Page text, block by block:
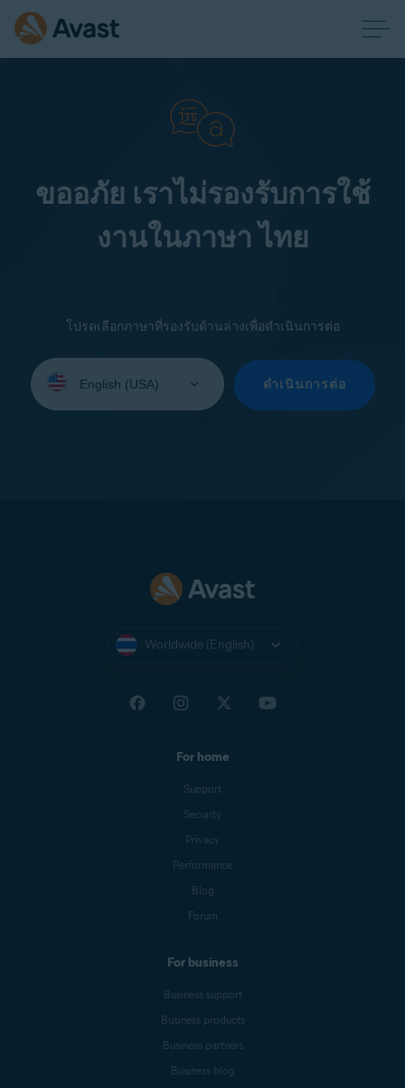
ขออภัย เราไม่รองรับการใช้
งานในภาษา ไทย
โปรดเลือกภาษาที่รองรับด้านล่างเพื่อดำเนินการต่อ
your
ดำเนินการต่อ
Worldwide (English)
For home
Support
Security
Privacy
Performance
Blog
Forum
For business
Business support
Business products
Business partners
Business blog